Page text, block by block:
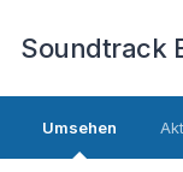
Soundtrack
Umsehen